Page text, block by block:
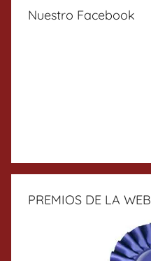
Nuestro Facebook
PREMIOS DE LA WEB